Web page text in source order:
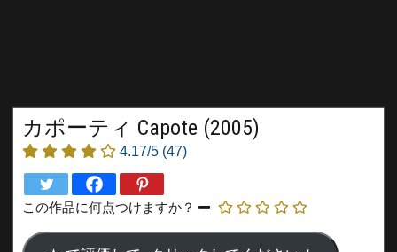
カポーティ Capote (2005)
4.17/5 (47)
この作品に何点つけますか？